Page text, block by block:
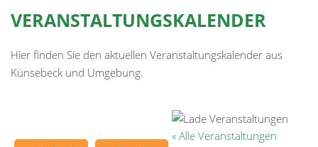
VERANSTALTUNGSKALENDER
Hier finden Sie den aktuellen Veranstaltungskalender aus
Künsebeck und Umgebung.
« Alle Veranstaltungen